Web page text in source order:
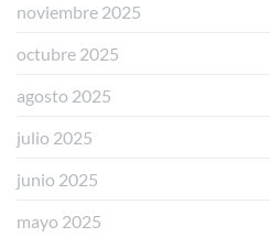
noviembre 2025
octubre 2025
agosto 2025
julio 2025
junio 2025
mayo 2025